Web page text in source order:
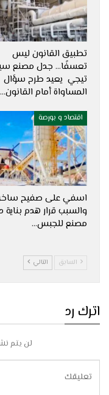
تطبيق القانون ليس
تعسفًا… جدل مصنع
تيجي يعيد طرح سؤال
المساواة أمام القانون…
اقتصاد و بورصة
اسفي على صفيح
والسبب قرار هدم بناية
مصنع للجبس…
السابق التالي
اترك رد
لن يتم